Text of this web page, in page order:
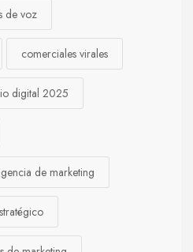
de voz
comerciales virales
digital 2025
de marketing